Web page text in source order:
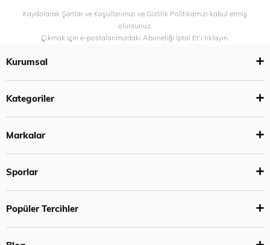
Kaydolarak Şartlar ve Koşullarımızı ve Gizlilik Politikamızı kabul etmiş
olursunuz.
Çıkmak için e-postalarımızdaki Aboneliği İptal Et’i tıklayın.
Kurumsal
Kategoriler
Markalar
Sporlar
Popüler Tercihler